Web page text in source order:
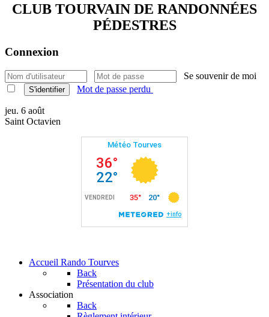
CLUB TOURVAIN DE RANDONNÉES
PÉDESTRES
Connexion
Se souvenir de moi
S'identifier Mot de passe perdu
jeu. 6 août
Saint Octavien
Accueil Rando Tourves
Back
Présentation du club
Association
Back